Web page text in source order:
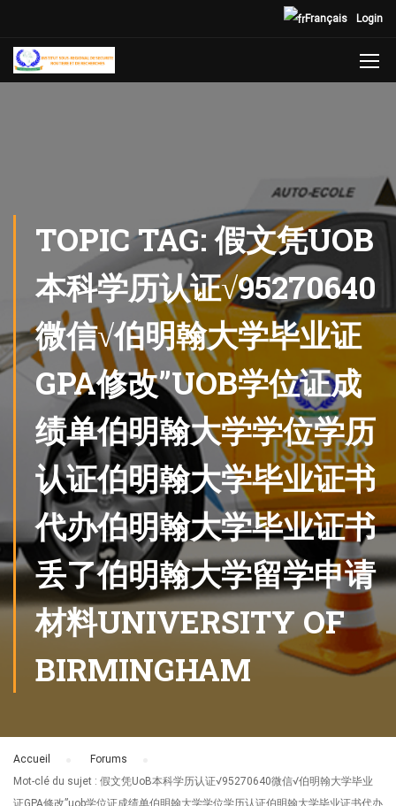
Login
Français
TOPIC TAG: 假文凭UOB
本科学历认证√95270640
微信√伯明翰大学毕业证
GPA修改”UOB学位证成
绩单伯明翰大学学位学历
认证伯明翰大学毕业证书
代办伯明翰大学毕业证书
丢了伯明翰大学留学申请
材料UNIVERSITY OF
BIRMINGHAM
Accueil Forums
Mot-clé du sujet : 假文凭UoB本科学历认证√95270640微信√伯明翰大学毕业
证GPA修改”uob学位证成绩单伯明翰大学学位学历认证伯明翰大学毕业证书代办